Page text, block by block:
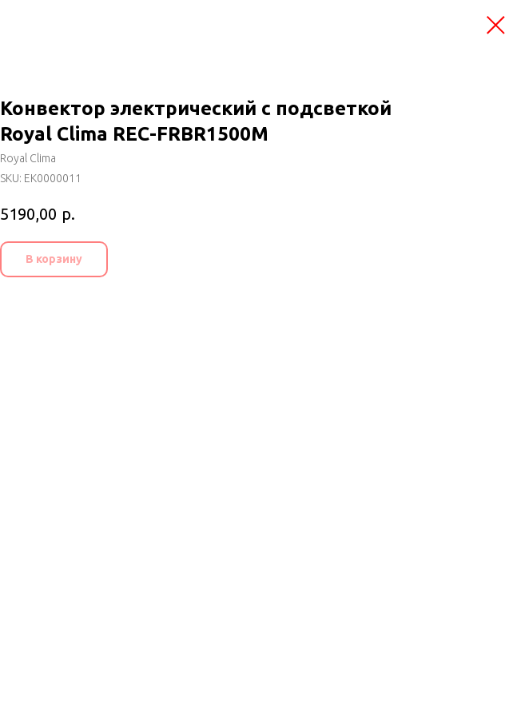
Конвектор электрический с подсветкой
Royal Clima REC-FRBR1500M
Royal Clima
SKU: EK0000011
5190,00 р.
В корзину